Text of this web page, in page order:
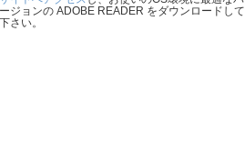
ージョンの ADOBE READER をダウンロードして
下さい。